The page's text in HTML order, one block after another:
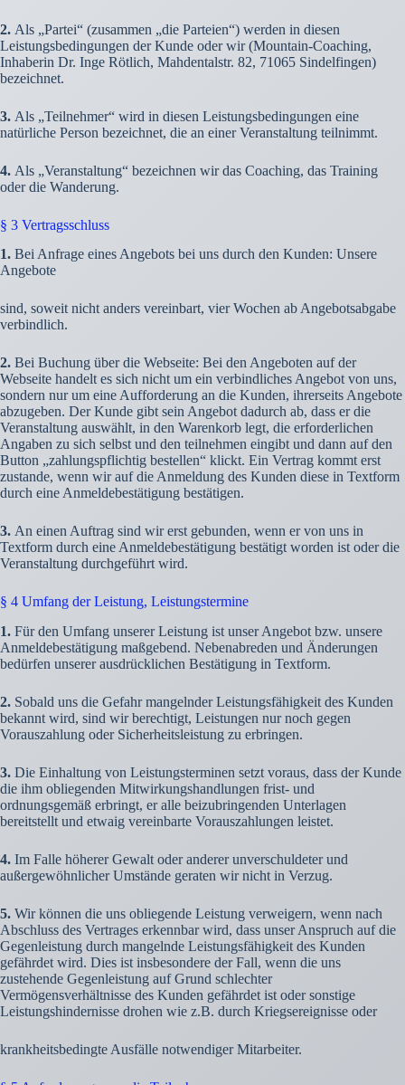
2. Als „Partei“ (zusammen „die Parteien“) werden in diesen
Leistungsbedingungen der Kunde oder wir (Mountain-Coaching,
Inhaberin Dr. Inge Rötlich, Mahdentalstr. 82, 71065 Sindelfingen)
bezeichnet.
3. Als „Teilnehmer“ wird in diesen Leistungsbedingungen eine
natürliche Person bezeichnet, die an einer Veranstaltung teilnimmt.
4. Als „Veranstaltung“ bezeichnen wir das Coaching, das Training
oder die Wanderung.
§ 3 Vertragsschluss
1. Bei Anfrage eines Angebots bei uns durch den Kunden: Unsere
Angebote
sind, soweit nicht anders vereinbart, vier Wochen ab Angebotsabgabe
verbindlich.
2. Bei Buchung über die Webseite: Bei den Angeboten auf der
Webseite handelt es sich nicht um ein verbindliches Angebot von uns,
sondern nur um eine Aufforderung an die Kunden, ihrerseits Angebote
abzugeben. Der Kunde gibt sein Angebot dadurch ab, dass er die
Veranstaltung auswählt, in den Warenkorb legt, die erforderlichen
Angaben zu sich selbst und den teilnehmen eingibt und dann auf den
Button „zahlungspflichtig bestellen“ klickt. Ein Vertrag kommt erst
zustande, wenn wir auf die Anmeldung des Kunden diese in Textform
durch eine Anmeldebestätigung bestätigen.
3. An einen Auftrag sind wir erst gebunden, wenn er von uns in
Textform durch eine Anmeldebestätigung bestätigt worden ist oder die
Veranstaltung durchgeführt wird.
§ 4 Umfang der Leistung, Leistungstermine
1. Für den Umfang unserer Leistung ist unser Angebot bzw. unsere
Anmeldebestätigung maßgebend. Nebenabreden und Änderungen
bedürfen unserer ausdrücklichen Bestätigung in Textform.
2. Sobald uns die Gefahr mangelnder Leistungsfähigkeit des Kunden
bekannt wird, sind wir berechtigt, Leistungen nur noch gegen
Vorauszahlung oder Sicherheitsleistung zu erbringen.
3. Die Einhaltung von Leistungsterminen setzt voraus, dass der Kunde
die ihm obliegenden Mitwirkungshandlungen frist- und
ordnungsgemäß erbringt, er alle beizubringenden Unterlagen
bereitstellt und etwaig vereinbarte Vorauszahlungen leistet.
4. Im Falle höherer Gewalt oder anderer unverschuldeter und
außergewöhnlicher Umstände geraten wir nicht in Verzug.
5. Wir können die uns obliegende Leistung verweigern, wenn nach
Abschluss des Vertrages erkennbar wird, dass unser Anspruch auf die
Gegenleistung durch mangelnde Leistungsfähigkeit des Kunden
gefährdet wird. Dies ist insbesondere der Fall, wenn die uns
zustehende Gegenleistung auf Grund schlechter
Vermögensverhältnisse des Kunden gefährdet ist oder sonstige
Leistungshindernisse drohen wie z.B. durch Kriegsereignisse oder
krankheitsbedingte Ausfälle notwendiger Mitarbeiter.